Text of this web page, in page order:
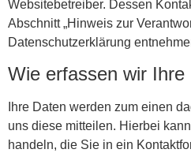
Websitebetreiber. Dessen
Abschnitt „Hinweis zur
Datenschutzerklärung
Wie erfassen wir Ihre
Ihre Daten werden zum einen
uns diese mitteilen. Hierbei
handeln, die Sie in ein